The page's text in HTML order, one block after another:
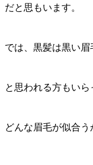
だと思もいます。
では、黒髪は黒い眉
と思われる方もいら
どんな眉毛が似合う